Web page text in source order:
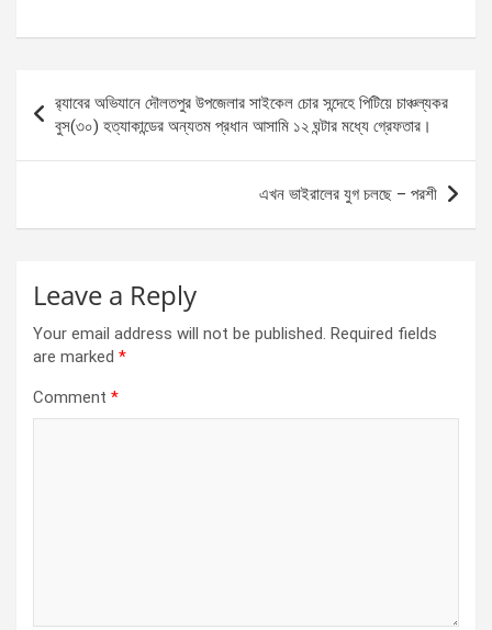
ce
o
o
se
g
er
at
A
p
ar
navigation
র‌্যাবের অভিযানে দৌলতপুর উপজেলার সাইকেল চোর সন্দেহে পিটিয়ে চাঞ্চল্যকর
বুস(৩০) হত্যাকান্ডের অন্যতম প্রধান আসামি ১২ ঘন্টার মধ্যে গ্রেফতার।
এখন ভাইরালের যুগ চলছে – পরশী
Leave a Reply
Your email address will not be published. Required fields
are marked *
Comment *